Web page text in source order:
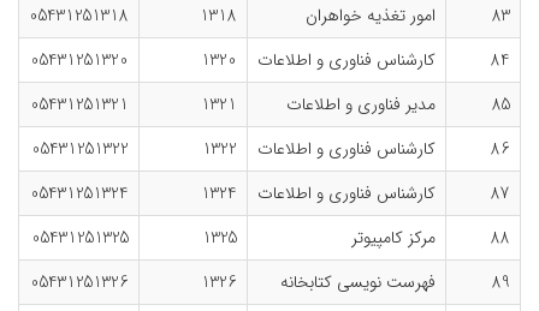
83
امور تغذیه خواهران 1318
05431251318
84
کارشناس فناوری و اطلاعات 1320
05431251320
85
مدیر فناوری و اطلاعات 1321
05431251321
86
کارشناس فناوری و اطلاعات 1322
05431251322
87
کارشناس فناوری و اطلاعات 1324
05431251324
88
مرکز کامپیوتر 1325
05431251325
89
فهرست نویسی کتابخانه 1326
05431251326